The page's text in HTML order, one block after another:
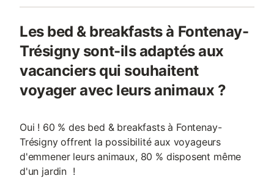
Les bed & breakfasts à Fontenay-
Trésigny sont-ils adaptés aux
vacanciers qui souhaitent
voyager avec leurs animaux ?
Oui ! 60 % des bed & breakfasts à Fontenay-
Trésigny offrent la possibilité aux voyageurs
d'emmener leurs animaux, 80 % disposent même
d'un jardin !